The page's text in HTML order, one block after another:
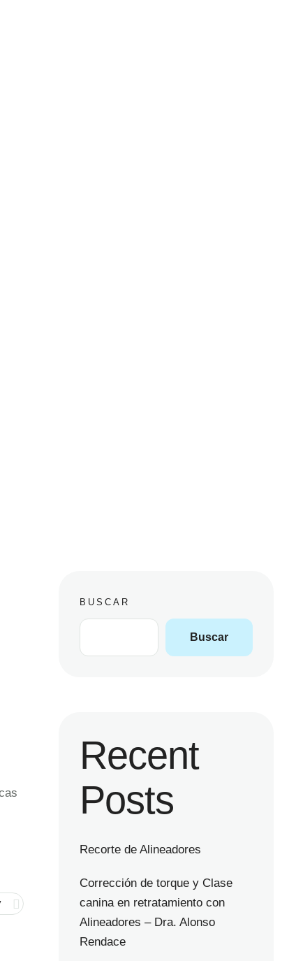
BUSCAR
Buscar
Recent
Posts
Recorte de Alineadores
Corrección de torque y Clase
canina en retratamiento con
Alineadores – Dra. Alonso
Rendace